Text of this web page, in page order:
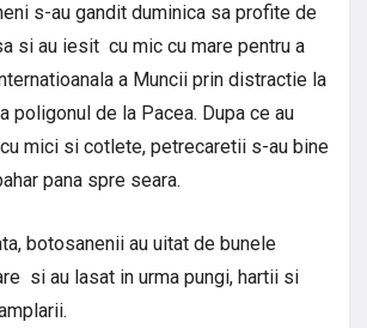
s-au gandit duminica sa profite de
si au iesit cu mic cu mare pentru a
a Muncii prin distractie la
poligonul de la Pacea. Dupa ce au
mici si cotlete, petrecaretii s-au bine
pana spre seara.
botosanenii au uitat de bunele
si au lasat in urma pungi, hartii si